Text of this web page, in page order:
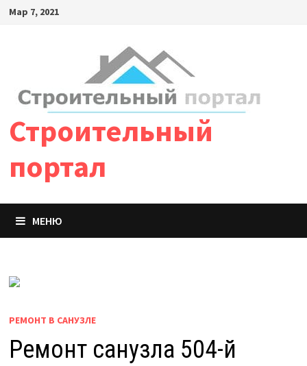
Мар 7, 2021
Строительный
портал
МЕНЮ
РЕМОНТ В САНУЗЛЕ
Ремонт санузла 504-й